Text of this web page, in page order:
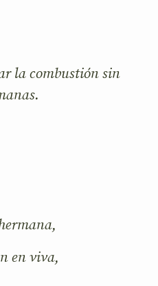
la combustión sin
en viva,